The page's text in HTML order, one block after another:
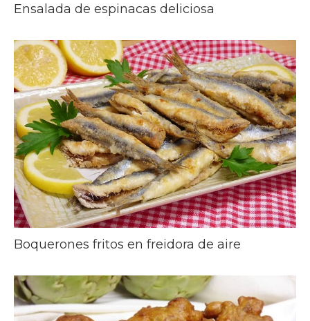
Ensalada de espinacas deliciosa
Boquerones fritos en freidora de aire